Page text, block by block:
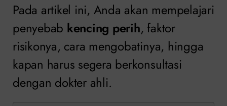
Pada artikel ini, Anda akan mempelajari
penyebab kencing perih, faktor
risikonya, cara mengobatinya, hingga
kapan harus segera berkonsultasi
dengan dokter ahli.